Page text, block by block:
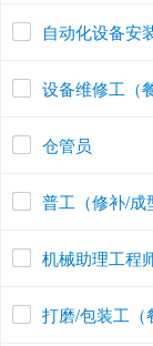
自动化设备安
设备维修工（
仓管员
普工（修补/成
机械助理工程
打磨/包装工（